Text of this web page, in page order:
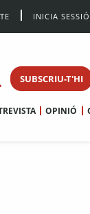
INICIA SESSIÓ
SUBSCRIU-T'HI
OPINIÓ